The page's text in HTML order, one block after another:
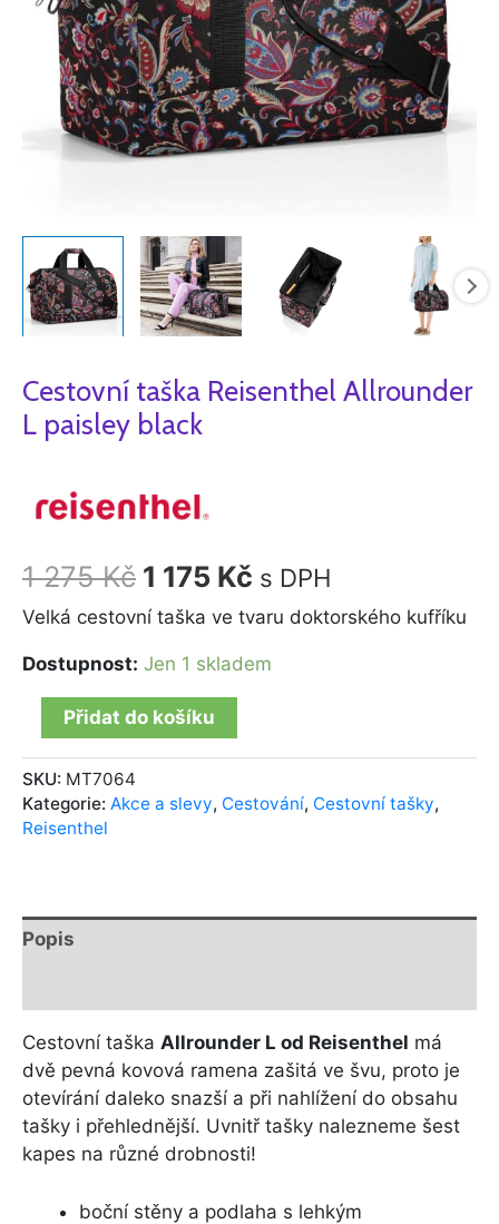
Cestovní taška Reisenthel Allrounder
L paisley black
1 275Kč 1 175 Kč s DPH
Velká cestovní taška ve tvaru doktorského kufříku
Dostupnost: Jen 1 skladem
Přidat do košíku
SKU: MT7064
Kategorie: Akce a slevy, Cestování, Cestovní tašky,
Reisenthel
Popis
Cestovní taška Allrounder L od Reisenthel má
dvě pevná kovová ramena zašitá ve švu, proto je
otevírání daleko snazší a při nahlížení do obsahu
tašky i přehlednější. Uvnitř tašky nalezneme šest
kapes na různé drobnosti!
boční stěny a podlaha s lehkým